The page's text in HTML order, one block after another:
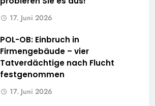
17. Juni 2026
POL-OB: Einbruch in
Firmengebäude – vier
Tatverdächtige nach Flucht
festgenommen
17. Juni 2026